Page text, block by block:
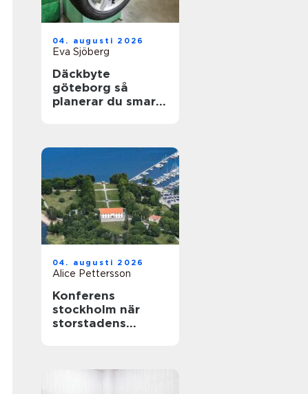
04. augusti 2026
Eva Sjöberg
Däckbyte
göteborg så
planerar du smart
04. augusti 2026
Alice Pettersson
Konferens
stockholm när
storstadens